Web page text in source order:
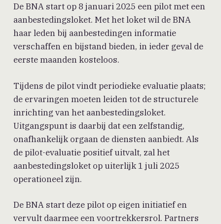
De BNA start op 8 januari 2025 een pilot met een
aanbestedingsloket. Met het loket wil de BNA
haar leden bij aanbestedingen informatie
verschaffen en bijstand bieden, in ieder geval de
eerste maanden kosteloos.
Tijdens de pilot vindt periodieke evaluatie plaats;
de ervaringen moeten leiden tot de structurele
inrichting van het aanbestedingsloket.
Uitgangspunt is daarbij dat een zelfstandig,
onafhankelijk orgaan de diensten aanbiedt. Als
de pilot-evaluatie positief uitvalt, zal het
aanbestedingsloket op uiterlijk 1 juli 2025
operationeel zijn.
De BNA start deze pilot op eigen initiatief en
vervult daarmee een voortrekkersrol. Partners